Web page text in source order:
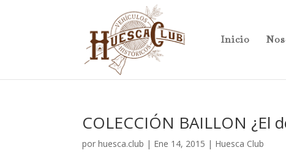
Inicio
COLECCIÓN BAILLON ¿El
porhuesca.club | Ene 14, 2015 | Huesca Club